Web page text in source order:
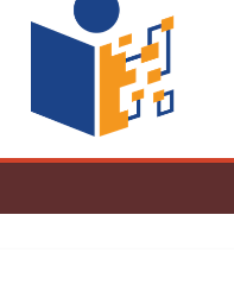
на Андерсен оживя в ОУ
„Любен Каравелов“